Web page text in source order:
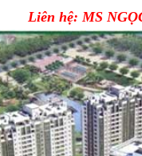
Liên hệ: MS